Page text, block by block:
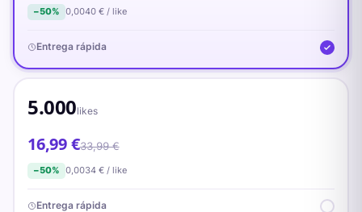
−50% 0,0040 € / like
Entrega rápida
5.000likes
16,99 €33,99 €
−50% 0,0034 € / like
Entrega rápida